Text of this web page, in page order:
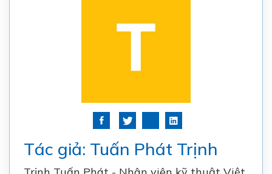
Tác giả: Tuấn Phát Trịnh